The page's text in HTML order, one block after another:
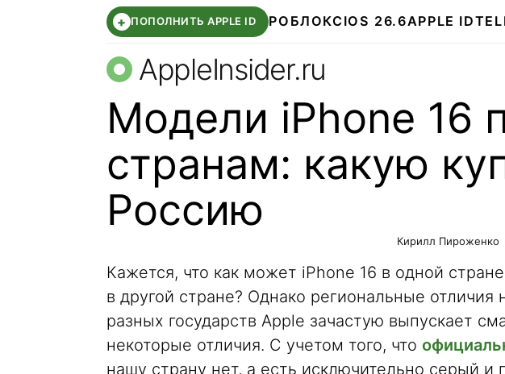
+ ПОПОЛНИТЬ APPLE ID РОБЛОКС IOS 26.6APPLE ID
AppleInsider.ru
Модели iPhone 16
странам: какую
Россию
Кирилл Пироженко
Кажется, что как может iPhone 16 в одной
в другой стране? Однако региональные отличия
разных государств Apple зачастую выпускает
некоторые отличия. С учетом того, что
нашу страну нет, а есть исключительно серый и